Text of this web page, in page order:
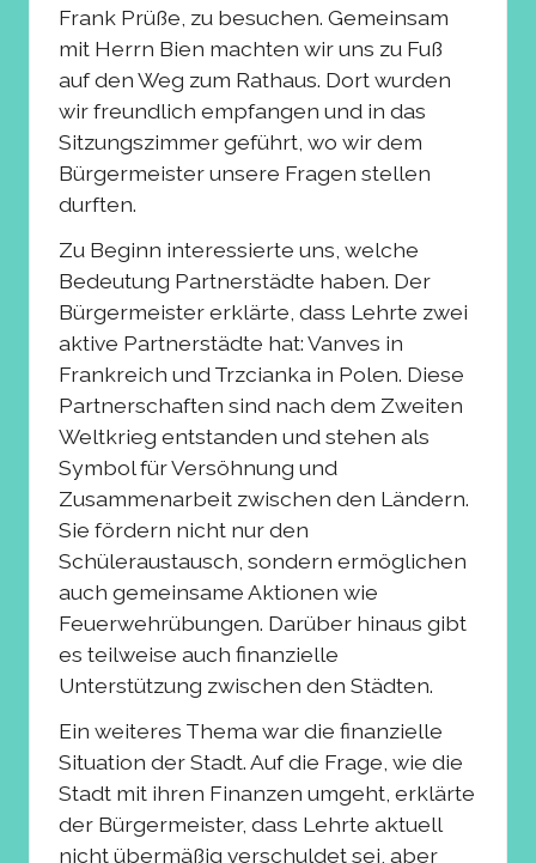
Frank Prüße, zu besuchen. Gemeinsam
mit Herrn Bien machten wir uns zu Fuß
auf den Weg zum Rathaus. Dort wurden
wir freundlich empfangen und in das
Sitzungszimmer geführt, wo wir dem
Bürgermeister unsere Fragen stellen
durften.
Zu Beginn interessierte uns, welche
Bedeutung Partnerstädte haben. Der
Bürgermeister erklärte, dass Lehrte zwei
aktive Partnerstädte hat: Vanves in
Frankreich und Trzcianka in Polen. Diese
Partnerschaften sind nach dem Zweiten
Weltkrieg entstanden und stehen als
Symbol für Versöhnung und
Zusammenarbeit zwischen den Ländern.
Sie fördern nicht nur den
Schüleraustausch, sondern ermöglichen
auch gemeinsame Aktionen wie
Feuerwehrübungen. Darüber hinaus gibt
es teilweise auch finanzielle
Unterstützung zwischen den Städten.
Ein weiteres Thema war die finanzielle
Situation der Stadt. Auf die Frage, wie die
Stadt mit ihren Finanzen umgeht, erklärte
der Bürgermeister, dass Lehrte aktuell
nicht übermäßig verschuldet sei, aber